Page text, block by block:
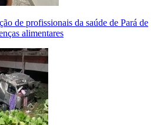
de profissionais da saúde de Pará de
alimentares